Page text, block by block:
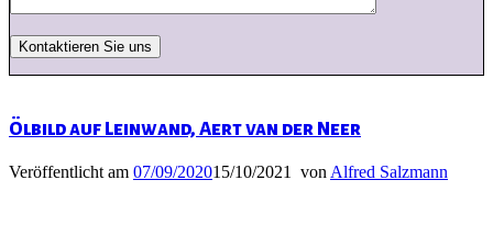
Ölbild auf Leinwand, Aert van der Neer
Veröffentlicht am 07/09/202015/10/2021 von Alfred Salzmann